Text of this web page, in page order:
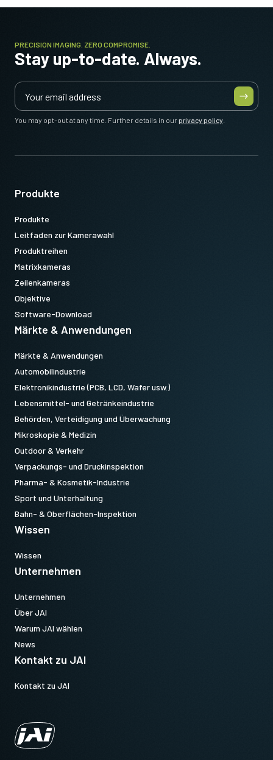
PRECISION IMAGING. ZERO COMPROMISE.
Stay up-to-date. Always.
You may opt-out at any time. Further details in ourprivacy policy
Produkte
Produkte
Leitfaden zur Kamerawahl
Produktreihen
Matrixkameras
Zeilenkameras
Objektive
Software-Download
Märkte & Anwendungen
Märkte & Anwendungen
Automobilindustrie
Elektronikindustrie (PCB, LCD, Wafer usw.)
Lebensmittel- und Getränkeindustrie
Behörden, Verteidigung und Überwachung
Mikroskopie & Medizin
Outdoor & Verkehr
Verpackungs- und Druckinspektion
Pharma- & Kosmetik-Industrie
Sport und Unterhaltung
Bahn- & Oberflächen-Inspektion
Wissen
Wissen
Unternehmen
Unternehmen
Über JAI
Warum JAI wählen
News
Kontakt zu JAI
Kontakt zu JAI